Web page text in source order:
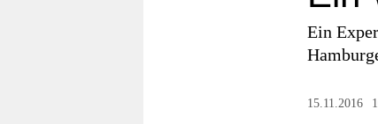
Ein
15.11.2016